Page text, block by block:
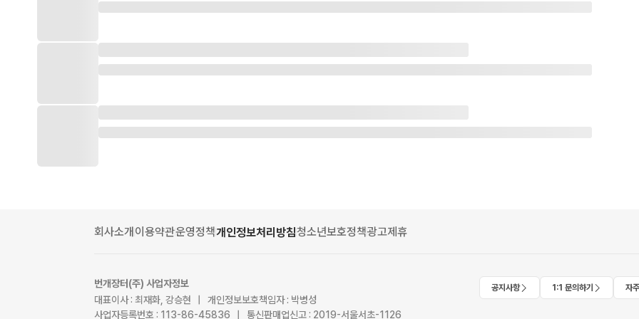
회사소개이용약관운영정책개인정보처리방침청소년보호정책광고제휴
번개장터(주) 사업자정보
대표이사 : 최재화, 강승현 | 개인정보보호책임자 : 박병성
사업자등록번호 : 113-86-45836 | 통신판매업신고 : 2019-서울서초-1126
공지사항 1:1 문의하기 자